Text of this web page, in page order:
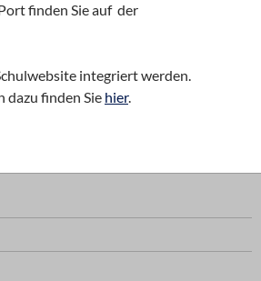
finden Sie auf der
integriert werden.
dazu finden Sie hier.